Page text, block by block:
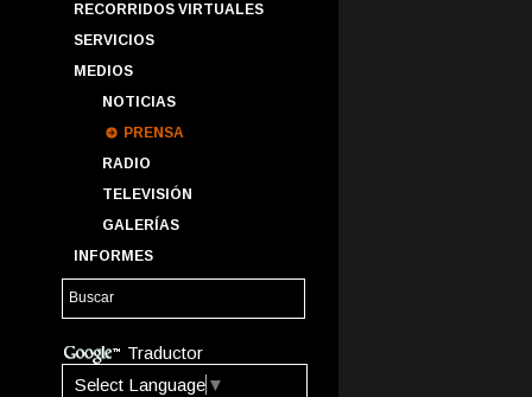
RECORRIDOS VIRTUALES
SERVICIOS
MEDIOS
NOTICIAS
PRENSA
RADIO
TELEVISIÓN
GALERÍAS
INFORMES
Traductor
Select Language ▼